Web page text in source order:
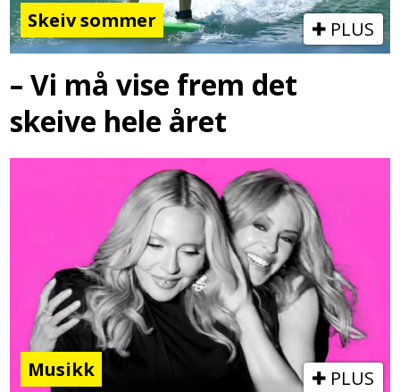
Skeiv sommer PLUS
– Vi må vise frem det
skeive hele året
Musikk PLUS